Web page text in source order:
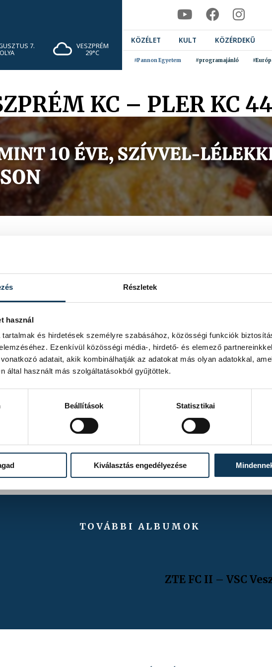
Részletek
használ
tartalmak és hirdetések személyre szabásához, közösségi funkciók
Ezenkívül közösségi média-, hirdető- és elemező
adatait, akik kombinálhatják az adatokat más olyan adatokkal,
által használt más szolgáltatásokból gyűjtöttek.
Beállítások Statisztikai
Kiválasztás engedélyezése
7. VESZPRÉM
29°C
KÖZÉLET KULT KÖZÉRDEKŰ
#Pannon Egyetem #programajánló
KC – PLER KC
TOVÁBBI ALBUMOK
ZTE FC II – VSC